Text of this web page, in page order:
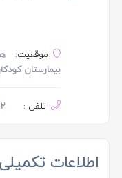
موقعیت:
بیمارستان
تلفن :
اطلاعات تکمیلی